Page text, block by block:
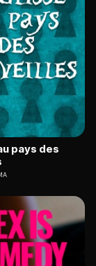
pays des